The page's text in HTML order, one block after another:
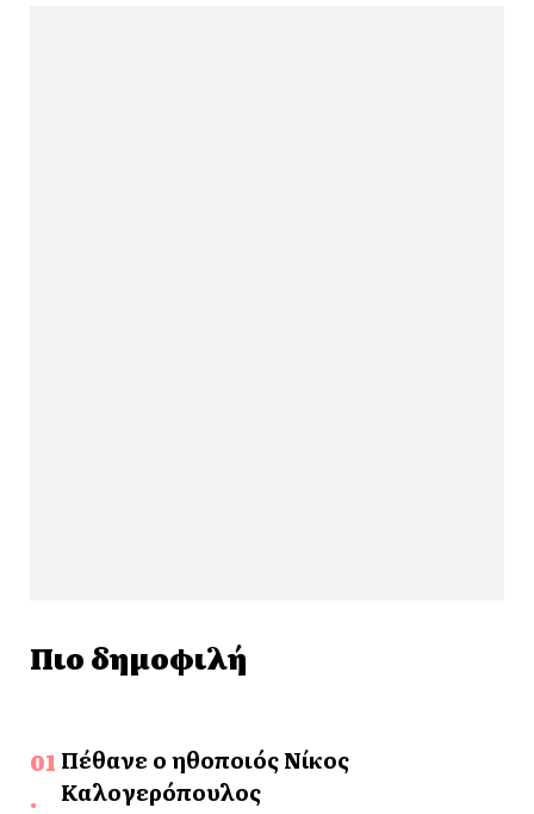
Πιο δημοφιλή
Πέθανε ο ηθοποιός Νίκος
Καλογερόπουλος